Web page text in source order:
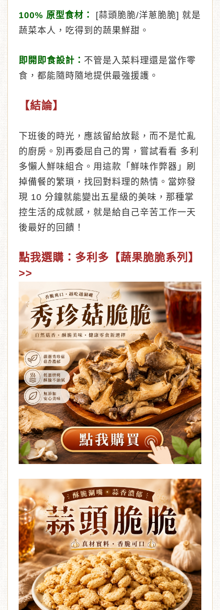
100% 原型食材：
[蒜頭脆脆/洋蔥脆脆] 就是
蔬菜本人，吃得到的蔬果鮮甜。
即開即食設計： 不管是入菜料理還是當作零
食，都能隨時隨地提供最強援護。
【結論】
下班後的時光，應該留給放鬆，而不是忙亂
的廚房。別再委屈自己的胃，嘗試看看 多利
多懶人鮮味組合。用這款「鮮味作弊器」刷
掉備餐的繁瑣，找回對料理的熱情。當妳發
現 10 分鐘就能變出五星級的美味，那種掌
控生活的成就感，就是給自己辛苦工作一天
後最好的回饋！
點我選購：多利多【蔬果脆脆系列】
>>